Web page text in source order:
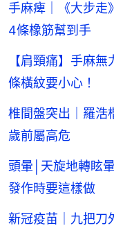
手麻痺｜《大步走
4條橡筋幫到手
【肩頸痛】手麻
條橫紋要小心！
椎間盤突出｜羅浩
歲前屬高危
頭暈│天旋地轉眩
發作時要這樣做
新冠疫苗｜九把刀